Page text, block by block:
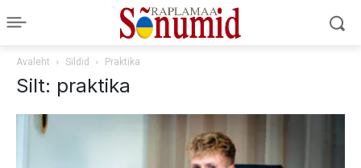
Avaleht Sildid Praktika
Silt: praktika